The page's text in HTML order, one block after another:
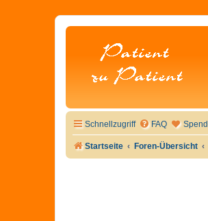
Schnellzugriff FAQ
Startseite Foren-Übersicht